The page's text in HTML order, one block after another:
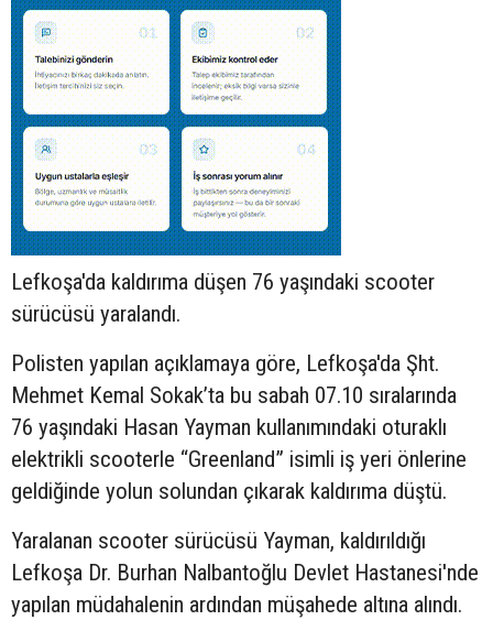
Lefkoşa'da kaldırıma düşen 76 yaşındaki scooter
sürücüsü yaralandı.
Polisten yapılan açıklamaya göre, Lefkoşa'da Şht.
Mehmet Kemal Sokak’ta bu sabah 07.10 sıralarında
76 yaşındaki Hasan Yayman kullanımındaki oturaklı
elektrikli scooterle “Greenland” isimli iş yeri önlerine
geldiğinde yolun solundan çıkarak kaldırıma düştü.
Yaralanan scooter sürücüsü Yayman, kaldırıldığı
Lefkoşa Dr. Burhan Nalbantoğlu Devlet Hastanesi'nde
yapılan müdahalenin ardından müşahede altına alındı.